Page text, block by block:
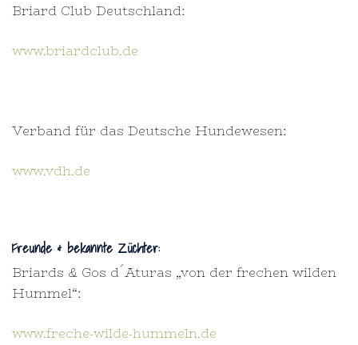
Briard Club Deutschland:
www.briardclub.de
Verband für das Deutsche Hundewesen:
www.vdh.de
Freunde & bekannte Züchter:
Briards & Gos d´Aturas „von der frechen wilden
Hummel“:
www.freche-wilde-hummeln.de